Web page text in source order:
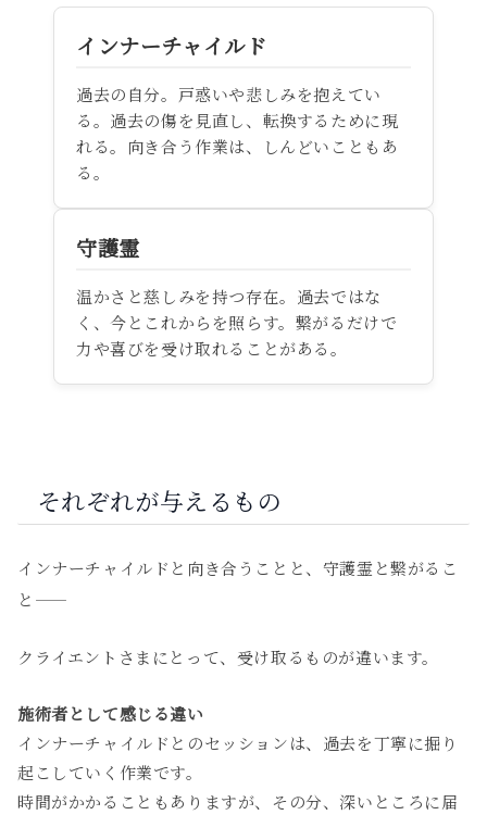
インナーチャイルド
過去の自分。戸惑いや悲しみを抱えてい
る。過去の傷を見直し、転換するために現
れる。向き合う作業は、しんどいこともあ
る。
守護霊
温かさと慈しみを持つ存在。過去ではな
く、今とこれからを照らす。繋がるだけで
力や喜びを受け取れることがある。
それぞれが与えるもの
インナーチャイルドと向き合うことと、守護霊と繋がるこ
と——
クライエントさまにとって、受け取るものが違います。
施術者として感じる違い
インナーチャイルドとのセッションは、過去を丁寧に掘り
起こしていく作業です。
時間がかかることもありますが、その分、深いところに届